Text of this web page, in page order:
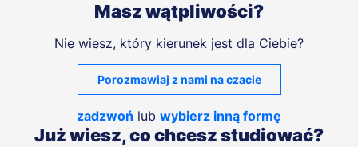
Masz wątpliwości?
Nie wiesz, który kierunek jest dla Ciebie?
Porozmawiaj z nami na czacie
zadzwoń lub wybierz inną formę
Już wiesz, co chcesz studiować?